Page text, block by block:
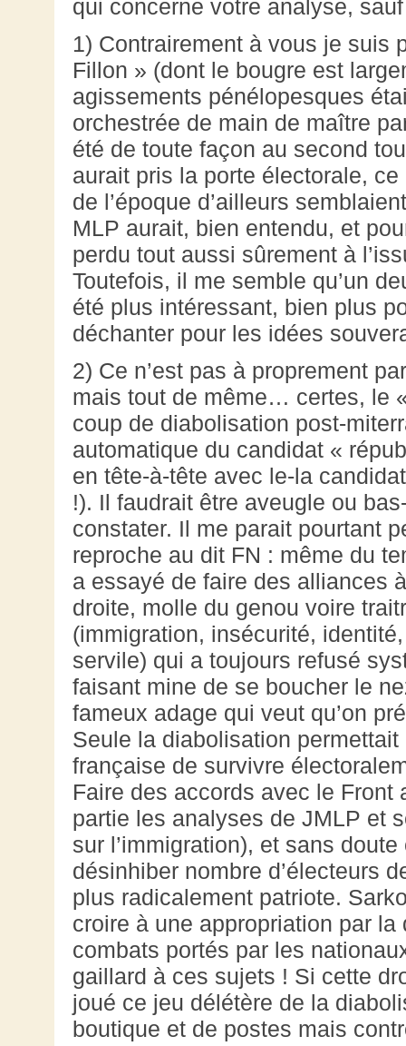
qui concerne votre analyse,
1) Contrairement à vous je suis
Fillon » (dont le bougre est
agissements pénélopesques
orchestrée de main de maître
été de toute façon au second
aurait pris la porte électorale,
de l’époque d’ailleurs
MLP aurait, bien entendu, et
perdu tout aussi sûrement à
Toutefois, il me semble qu’un
été plus intéressant, bien plus
déchanter pour les idées
2) Ce n’est pas à proprement
mais tout de même… certes, le
coup de diabolisation post-
automatique du candidat «
en tête-à-tête avec le-la
!). Il faudrait être aveugle ou
constater. Il me parait pourtant
reproche au dit FN : même du
a essayé de faire des alliances
droite, molle du genou voire
(immigration, insécurité,
servile) qui a toujours refusé
faisant mine de se boucher le
fameux adage qui veut qu’on
Seule la diabolisation
française de survivre
Faire des accords avec le
partie les analyses de JMLP et
sur l’immigration), et sans
désinhiber nombre d’électeurs
plus radicalement patriote.
croire à une appropriation par
combats portés par les
gaillard à ces sujets ! Si cette
joué ce jeu délétère de la
boutique et de postes mais